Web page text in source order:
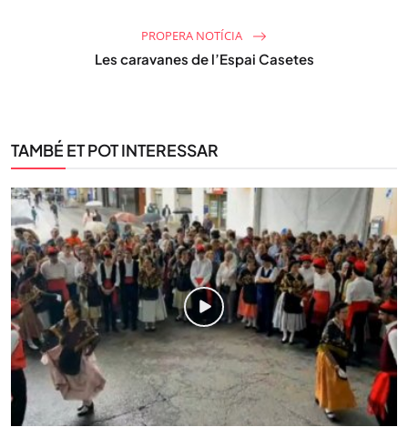
PROPERA NOTÍCIA
Les caravanes de l’Espai Casetes
TAMBÉ ET POT INTERESSAR